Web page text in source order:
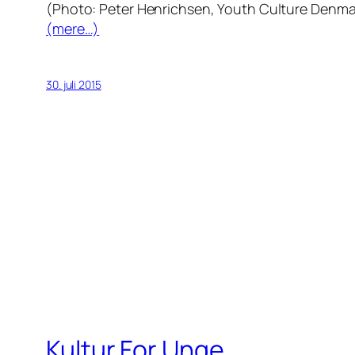
(Photo: Peter Henrichsen, Youth Culture
(mere…)
30. juli 2015